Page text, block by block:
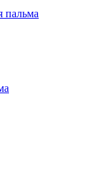
пальма